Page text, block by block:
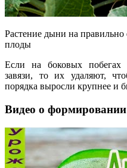
Растение дыни на
плоды
Если на боковых побегах
завязи, то их удаляют,
порядка выросли крупнее и
Видео о